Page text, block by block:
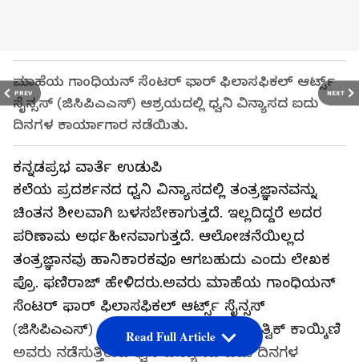
PREV NEXT
ಮಾಹೆಯ ಗಾಂಧಿಯನ್ ಸೆಂಟರ್ ಫಾರ್ ಫಿಲಾಸಫಿಕಲ್ ಆರ್ಟ್ಸ್
ಸೈನ್ಸಸ್ (ಜಿಸಿಪಿಎಎಸ್) ಆಶ್ರಯದಲ್ಲಿ ಧ್ವನಿ ವಿನ್ಯಾಸದ ಐದು
ದಿನಗಳ ಕಾರ್ಯಾಗಾರ ನಡೆಯಿತು.
ಕನ್ನಡಪ್ರಭ ವಾರ್ತೆ ಉಡುಪಿ
ಕಲೆಯ ಪ್ರದರ್ಶನದ ಧ್ವನಿ ವಿನ್ಯಾಸದಲ್ಲಿ ತಂತ್ರಜ್ಞಾನವನ್ನು
ಚಿಂತನ ಶೀಲವಾಗಿ ಬಳಸಬೇಕಾಗುತ್ತದೆ. ಇಲ್ಲದಿದ್ದರೆ ಅದರ
ಪರಿಣಾಮ ಅರ್ಥಹೀನವಾಗುತ್ತದೆ. ಆಲೋಚನೆಯಿಲ್ಲದ
ತಂತ್ರಜ್ಞಾನವು ಹಾನಿಕಾರಕವೂ ಆಗಬಹುದು ಎಂದು ಲೇಖಕ
ಪ್ರೊ. ಫಣಿರಾಜ್ ಹೇಳಿದರು.ಅವರು ಮಾಹೆಯ ಗಾಂಧಿಯನ್
ಸೆಂಟರ್ ಫಾರ್ ಫಿಲಾಸಫಿಕಲ್ ಆರ್ಟ್ಸ್ ಸೈನ್ಸಸ್
(ಜಿಸಿಪಿಎಎಸ್) ಆಶ್ರಯದಲ್ಲಿ ಸಂಗೀತಗಾರ ಋತ್ವಿಕ್ ಕಾಯ್ಕಿಣಿ
ಅವರು ನಡೆಸುತ್ತಿರುವ ಧ್ವನಿ ವಿನ್ಯಾಸದ ಐದು ದಿನಗಳ
Read Full Article